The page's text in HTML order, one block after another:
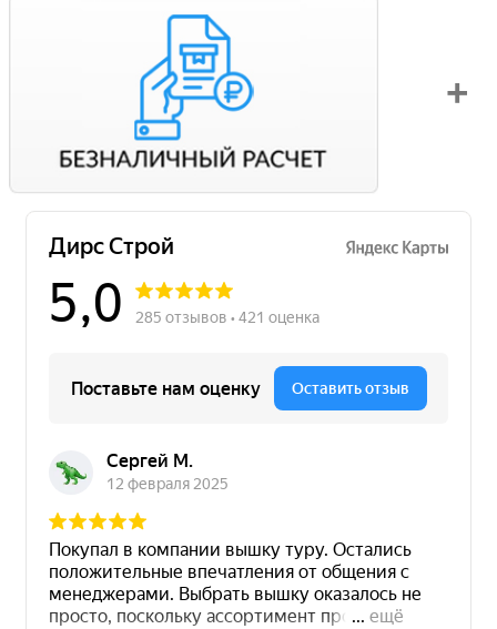
с НДС. Для этого попросите менеджера выставить вам
счет на оплату.